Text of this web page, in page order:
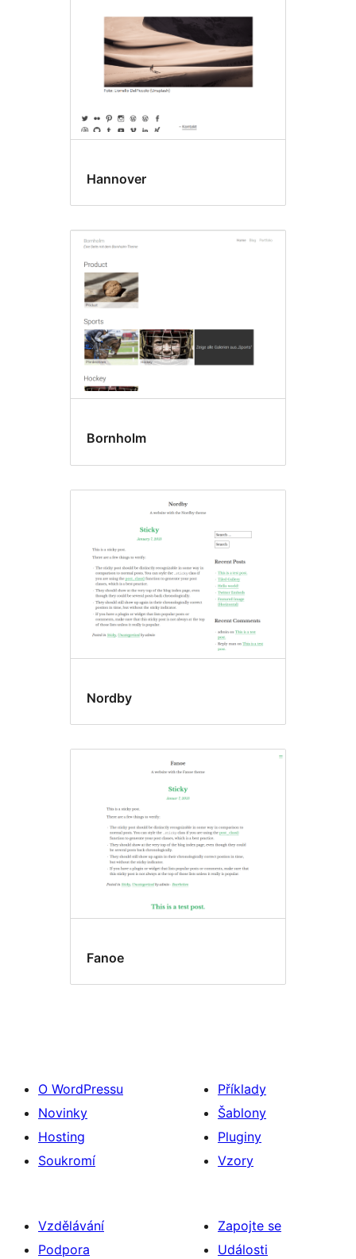
Hannover
Bornholm
Nordby
Fanoe
O WordPressu
Novinky
Hosting
Soukromí
Příklady
Šablony
Pluginy
Vzory
Vzdělávání
Podpora
Zapojte se
Události